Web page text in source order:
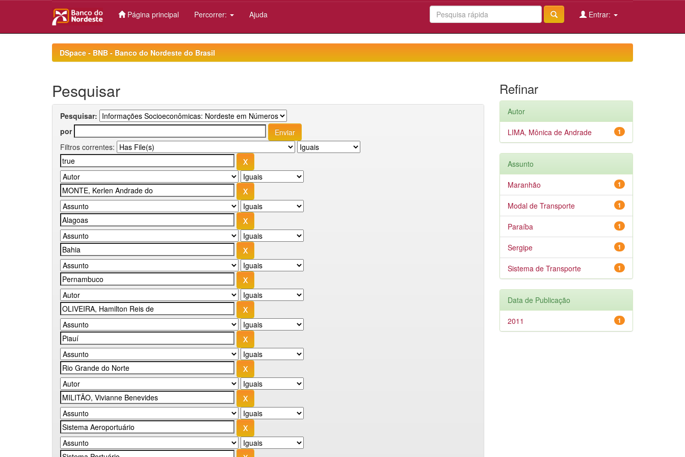
Página principal Percorrer: Ajuda Entrar:
DSpace - BNB - Banco do Nordeste do Brasil
Pesquisar
Pesquisar:
por
Filtros correntes:
Refinar
Autor
1
LIMA, Mônica de Andrade
Assunto
1
Maranhão
1
Modal de Transporte
1
Paraíba
1
Sergipe
1
Sistema de Transporte
Data de Publicação
1
2011